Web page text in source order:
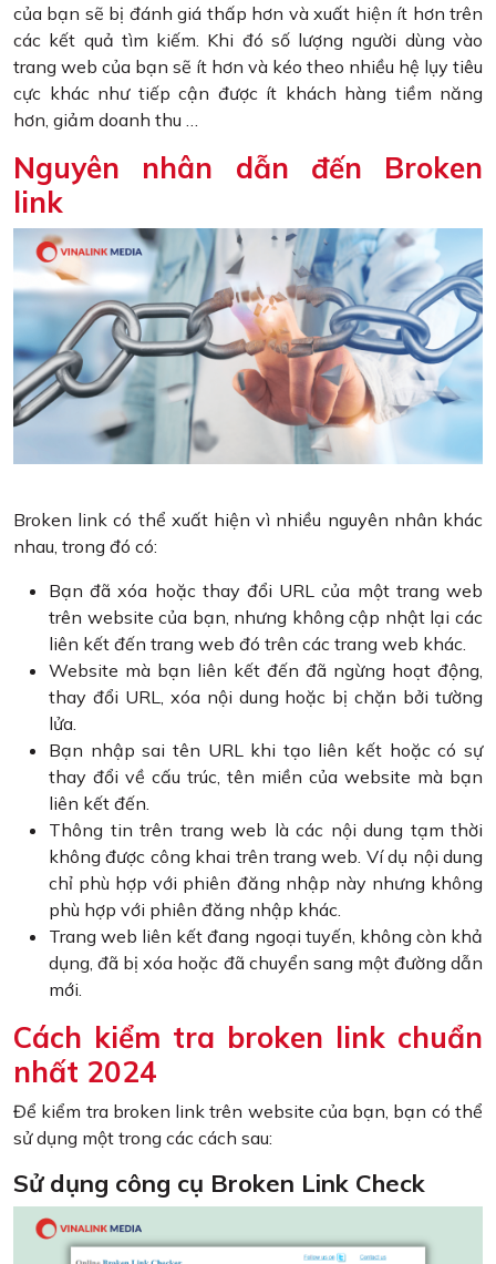
của bạn sẽ bị đánh giá thấp hơn và xuất hiện ít hơn trên
các kết quả tìm kiếm. Khi đó số lượng người dùng vào
trang web của bạn sẽ ít hơn và kéo theo nhiều hệ lụy tiêu
cực khác như tiếp cận được ít khách hàng tiềm năng
hơn, giảm doanh thu …
Nguyên nhân dẫn đến Broken
link
Broken link có thể xuất hiện vì nhiều nguyên nhân khác
nhau, trong đó có:
Bạn đã xóa hoặc thay đổi URL của một trang web
trên website của bạn, nhưng không cập nhật lại các
liên kết đến trang web đó trên các trang web khác.
Website mà bạn liên kết đến đã ngừng hoạt động,
thay đổi URL, xóa nội dung hoặc bị chặn bởi tường
lửa.
Bạn nhập sai tên URL khi tạo liên kết hoặc có sự
thay đổi về cấu trúc, tên miền của website mà bạn
liên kết đến.
Thông tin trên trang web là các nội dung tạm thời
không được công khai trên trang web. Ví dụ nội dung
chỉ phù hợp với phiên đăng nhập này nhưng không
phù hợp với phiên đăng nhập khác.
Trang web liên kết đang ngoại tuyến, không còn khả
dụng, đã bị xóa hoặc đã chuyển sang một đường dẫn
mới.
Cách kiểm tra broken link chuẩn
nhất 2024
Để kiểm tra broken link trên website của bạn, bạn có thể
sử dụng một trong các cách sau:
Sử dụng công cụ Broken Link Check